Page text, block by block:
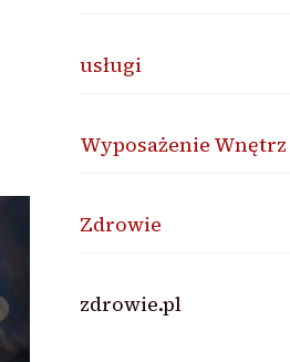
usługi
Wyposażenie Wnętrz
Zdrowie
zdrowie.pl